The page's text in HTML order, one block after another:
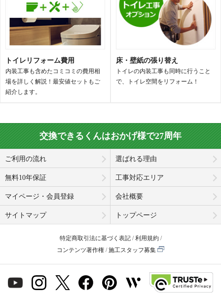
トイレリフォーム費用
内装工事も含めたコミコミの費用相
場を詳しく解説！最安値セットもご
紹介します。
床・壁紙の張り替え
トイレの内装工事も同時に行うこと
で、トイレ空間をリフォーム！
交換できるくんはおかげ様で27周年
ご利用の流れ 選ばれる理由
無料10年保証 工事対応エリア
マイページ・会員登録 会社概要
サイトマップ トップページ
特定商取引法に基づく表記
利用規約
コンテンツ著作権
施工スタッフ募集